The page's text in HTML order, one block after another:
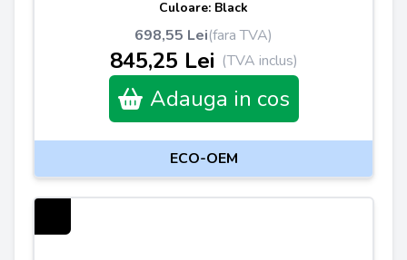
Culoare: Black
698,55 Lei(fara TVA)
845,25 Lei (TVA inclus)
Adauga in cos
ECO-OEM